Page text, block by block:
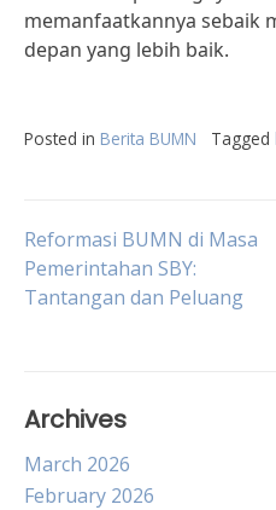
memanfaatkannya sebaik
depan yang lebih baik.
Posted in Berita BUMN Tagged
Post
navigation
Reformasi BUMN di Masa
Pemerintahan SBY:
Tantangan dan Peluang
Archives
March 2026
February 2026